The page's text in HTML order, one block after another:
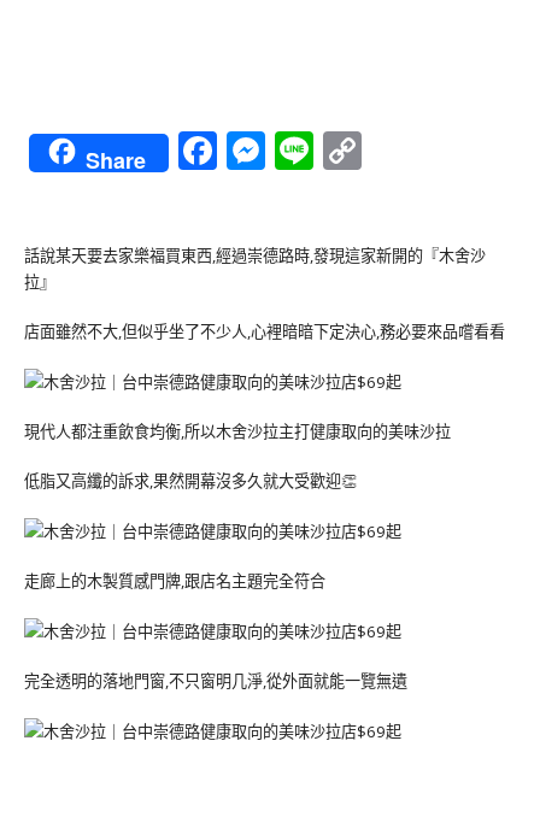
Share Facebook
Messenger
Line
話說某天要去家樂福買東西,經過崇德路時,發現這家新開的『木舍沙
拉』
店面雖然不大,但似乎坐了不少人,心裡暗暗下定決心,務必要來品嚐看看
現代人都注重飲食均衡,所以木舍沙拉主打健康取向的美味沙拉
低脂又高纖的訴求,果然開幕沒多久就大受歡迎👏
走廊上的木製質感門牌,跟店名主題完全符合
完全透明的落地門窗,不只窗明几淨,從外面就能一覽無遺